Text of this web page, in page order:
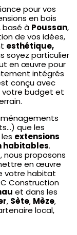
pour vos
en bois
basé à Poussan,
de vos idées,
esthétique,
soyez particulier
en œuvre pour
intégrés
conçu avec
votre budget et
que les
extensions
habitables.
, nous proposons
en œuvre
votre habitat
Construction
et dans les
, Sète, Mèze,
local,